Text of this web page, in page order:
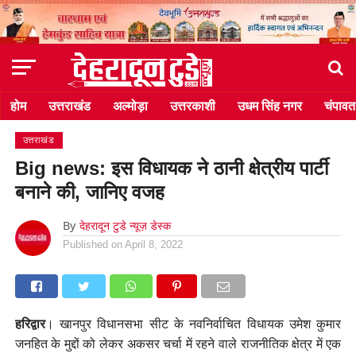
होम उत्तराखंड अल्मोड़ा उत्तरकाशी उधम सिंह नगर चंपावत
उत्तराखंड
Big news: इस विधायक ने ठानी क्षेत्रीय पार्टी
बनाने की, जानिए वजह
By देहरादून टुडे न्यूज़ डेस्क
Published on April 8, 2022
हरिद्वार। खानपुर विधानसभा सीट के नवनिर्वाचित विधायक उमेश कुमार
जनहित के मुद्दों को लेकर अकसर चर्चा में रहने वाले राजनीतिक क्षेत्र में एक